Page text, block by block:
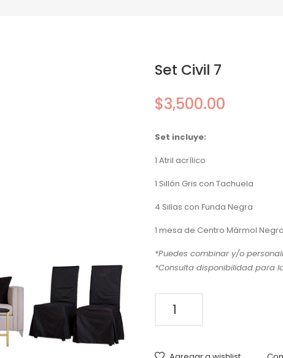
Set Civil 7
$3,500.00
Set incluye:
1 Atril acrílico
1 Sillón Gris con Tachuela
4 Sillas con Funda Negra
1 mesa de Centro Mármol
*Puedes combinar y/o
*Consulta disponibilidad para